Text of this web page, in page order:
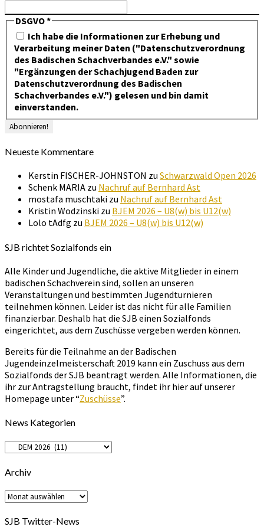
DSGVO*
Ich habe die Informationen zur Erhebung und
Verarbeitung meiner Daten ("Datenschutzverordnung
des Badischen Schachverbandes e.V." sowie
"Ergänzungen der Schachjugend Baden zur
Datenschutzverordnung des Badischen
Schachverbandes e.V.") gelesen und bin damit
einverstanden.
Neueste Kommentare
Kerstin FISCHER-JOHNSTON zu Schwarzwald Open 2026
Schenk MARIA zu Nachruf auf Bernhard Ast
mostafa muschtaki zu Nachruf auf Bernhard Ast
Kristin Wodzinski zu BJEM 2026 – U8(w) bis U12(w)
Lolo tAdfg zu BJEM 2026 – U8(w) bis U12(w)
SJB richtet Sozialfonds ein
Alle Kinder und Jugendliche, die aktive Mitglieder in einem
badischen Schachverein sind, sollen an unseren
Veranstaltungen und bestimmten Jugendturnieren
teilnehmen können. Leider ist das nicht für alle Familien
finanzierbar. Deshalb hat die SJB einen Sozialfonds
eingerichtet, aus dem Zuschüsse vergeben werden können.
Bereits für die Teilnahme an der Badischen
Jugendeinzelmeisterschaft 2019 kann ein Zuschuss aus dem
Sozialfonds der SJB beantragt werden. Alle Informationen, die
ihr zur Antragstellung braucht, findet ihr hier auf unserer
Homepage unter “Zuschüsse”.
News Kategorien
News
Archiv
Archiv
SJB Twitter-News